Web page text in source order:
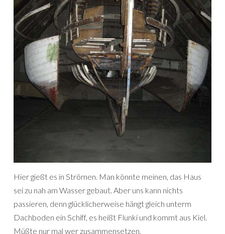
Hier gießt es in Strömen. Man könnte meinen, das Haus
sei zu nah am Wasser gebaut. Aber uns kann nichts
passieren, denn glücklicherweise hängt gleich unterm
Dachboden ein Schiff, es heißt Flunki und kommt aus Kiel.
Müßte nur mal wer zusammensetzen.